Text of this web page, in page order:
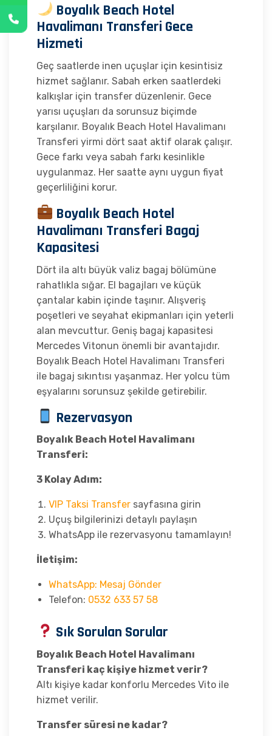
Boyalık Beach Hotel
Havalimanı Transferi Gece
Hizmeti
Geç saatlerde inen uçuşlar için kesintisiz
hizmet sağlanır. Sabah erken saatlerdeki
kalkışlar için transfer düzenlenir. Gece
yarısı uçuşları da sorunsuz biçimde
karşılanır. Boyalık Beach Hotel Havalimanı
Transferi yirmi dört saat aktif olarak çalışır.
Gece farkı veya sabah farkı kesinlikle
uygulanmaz. Her saatte aynı uygun fiyat
geçerliliğini korur.
Boyalık Beach Hotel
Havalimanı Transferi Bagaj
Kapasitesi
Dört ila altı büyük valiz bagaj bölümüne
rahatlıkla sığar. El bagajları ve küçük
çantalar kabin içinde taşınır. Alışveriş
poşetleri ve seyahat ekipmanları için yeterli
alan mevcuttur. Geniş bagaj kapasitesi
Mercedes Vitonun önemli bir avantajıdır.
Boyalık Beach Hotel Havalimanı Transferi
ile bagaj sıkıntısı yaşanmaz. Her yolcu tüm
eşyalarını sorunsuz şekilde getirebilir.
Rezervasyon
Boyalık Beach Hotel Havalimanı
Transferi:
3 Kolay Adım:
VIP Taksi Transfer sayfasına girin
Uçuş bilgilerinizi detaylı paylaşın
WhatsApp ile rezervasyonu tamamlayın!
İletişim:
WhatsApp: Mesaj Gönder
Telefon: 0532 633 57 58
Sık Sorulan Sorular
Boyalık Beach Hotel Havalimanı
Transferi kaç kişiye hizmet verir?
Altı kişiye kadar konforlu Mercedes Vito ile
hizmet verilir.
Transfer süresi ne kadar?